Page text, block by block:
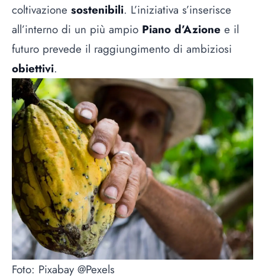
coltivazione sostenibili. L’iniziativa s’inserisce
all’interno di un più ampio Piano d’Azione e il
futuro prevede il raggiungimento di ambiziosi
obiettivi.
Foto: Pixabay @Pexels